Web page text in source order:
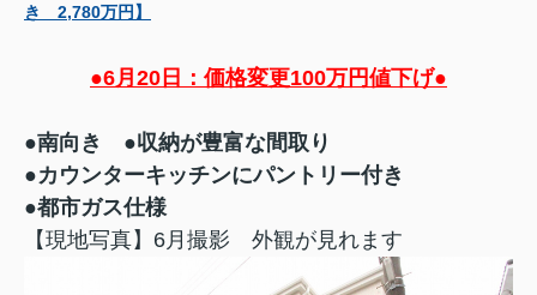
き 2,780万円】
●6月20日：価格変更100万円値下げ●
●南向き ●収納が豊富な間取り
●カウンターキッチンにパントリー付き
●都市ガス仕様
【現地写真】6月撮影 外観が見れます